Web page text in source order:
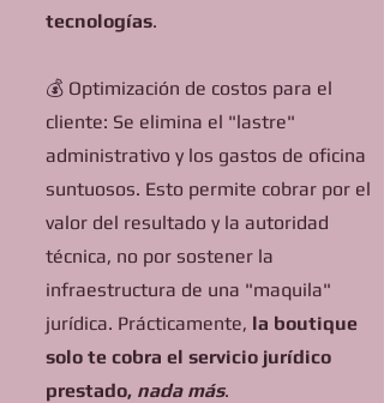
tecnologías.
💰 Optimización de costos para el
cliente: Se elimina el "lastre"
administrativo y los gastos de oficina
suntuosos. Esto permite cobrar por el
valor del resultado y la autoridad
técnica, no por sostener la
infraestructura de una "maquila"
jurídica. Prácticamente, la boutique
solo te cobra el servicio jurídico
prestado, nada más.